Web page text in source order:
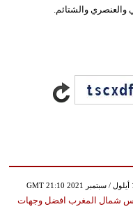
والعنصري والشتائم.
شمال المغرب افضل وجهات